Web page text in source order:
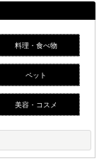
料理・食べ物
ペット
美容・コスメ